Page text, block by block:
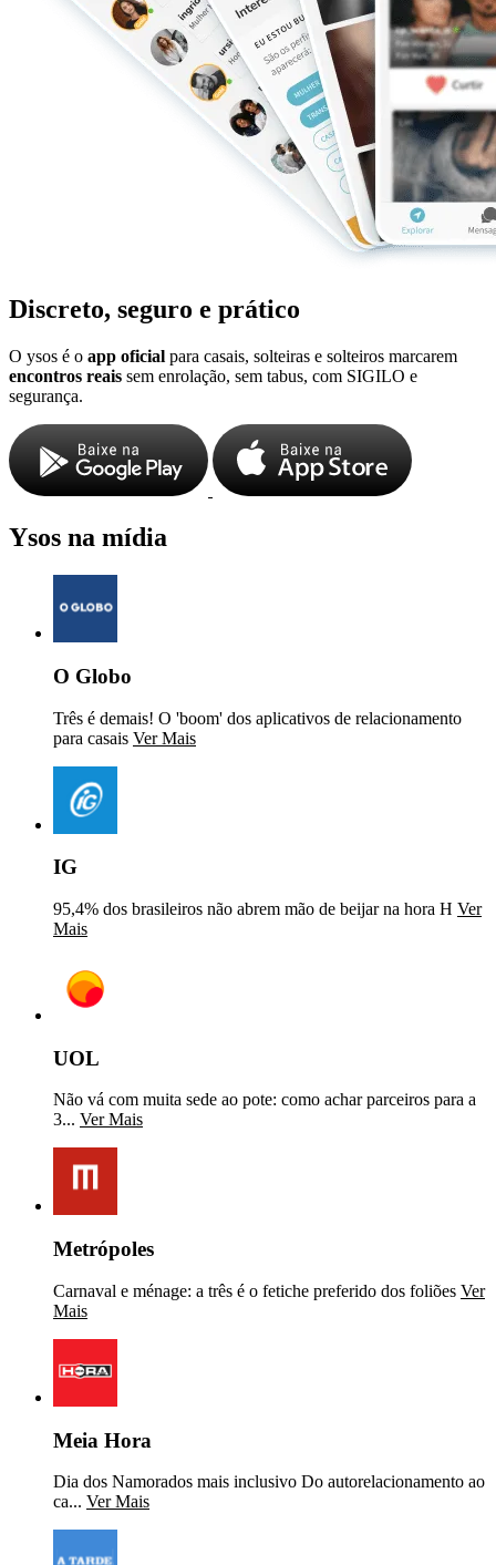
Discreto, seguro e prático
O ysos é o app oficial para casais, solteiras e solteiros marcarem
encontros reais sem enrolação, sem tabus, com SIGILO e
segurança.
Ysos na mídia
O Globo
Três é demais! O 'boom' dos aplicativos de relacionamento
para casais Ver Mais
IG
95,4% dos brasileiros não abrem mão de beijar na hora H Ver
Mais
UOL
Não vá com muita sede ao pote: como achar parceiros para a
3... Ver Mais
Metrópoles
Carnaval e ménage: a três é o fetiche preferido dos foliões Ver
Mais
Meia Hora
Dia dos Namorados mais inclusivo Do autorelacionamento ao
ca... Ver Mais